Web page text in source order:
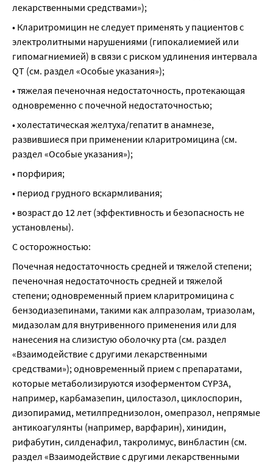
лекарственными средствами»);
• Кларитромицин не следует применять у пациентов с
электролитными нарушениями (гипокалиемией или
гипомагниемией) в связи с риском удлинения интервала
QT (см. раздел «Особые указания»);
• тяжелая печеночная недостаточность, протекающая
одновременно с почечной недостаточностью;
• холестатическая желтуха/гепатит в анамнезе,
развившиеся при применении кларитромицина (см.
раздел «Особые указания»);
• порфирия;
• период грудного вскармливания;
• возраст до 12 лет (эффективность и безопасность не
установлены).
С осторожностью:
Почечная недостаточность средней и тяжелой степени;
печеночная недостаточность средней и тяжелой
степени; одновременный прием кларитромицина с
бензодиазепинами, такими как алпразолам, триазолам,
мидазолам для внутривенного применения или для
нанесения на слизистую оболочку рта (см. раздел
«Взаимодействие с другими лекарственными
средствами»); одновременный прием с препаратами,
которые метаболизируются изоферментом CYP3A,
например, карбамазепин, цилостазол, циклоспорин,
дизопирамид, метилпреднизолон, омепразол, непрямые
антикоагулянты (например, варфарин), хинидин,
рифабутин, силденафил, такролимус, винбластин (см.
раздел «Взаимодействие с другими лекарственными